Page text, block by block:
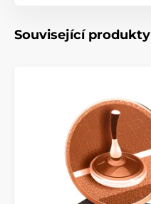
Související produkty